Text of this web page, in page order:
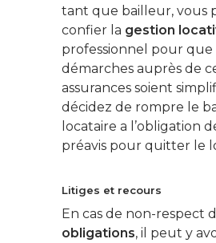
tant que bailleur, vous
confier la gestion
professionnel pour que
démarches auprès de
assurances soient
décidez de rompre le
locataire a l’obligation
préavis pour quitter le
Litiges et recours
En cas de non-respect
obligations, il peut y